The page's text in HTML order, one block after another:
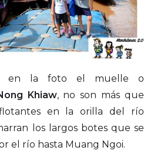
en la foto el muelle o
Khiaw, no son más que
en la orilla del río
los largos botes que se
el río hasta Muang Ngoi.